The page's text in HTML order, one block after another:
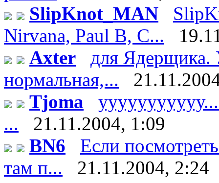
SlipKnot_MAN
Nirvana, Paul B, C...
Axter
для Ядерщика.
нормальная,...
Tjoma
...
21.11.2004, 1:09
BN6
Если
там п...
21.11.2004, 2:24